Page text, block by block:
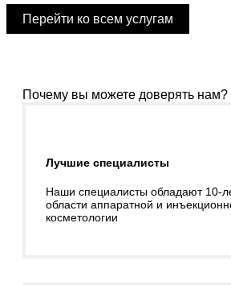
надпочечников
Перейти ко всем услугам
Почему вы можете доверять нам?
Лучшие специалисты
Наши специалисты обладают 10-
области аппаратной и
косметологии